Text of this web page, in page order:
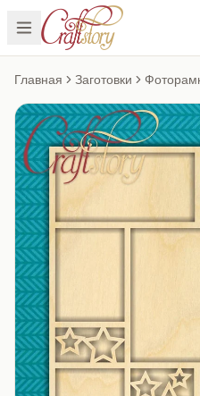
Главная Заготовки